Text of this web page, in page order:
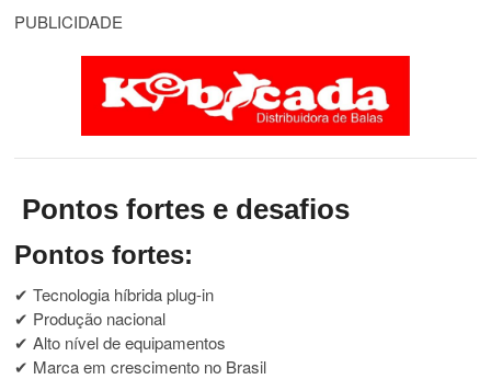
PUBLICIDADE
Pontos fortes e desafios
Pontos fortes:
✔ Tecnologia híbrida plug-in
✔ Produção nacional
✔ Alto nível de equipamentos
✔ Marca em crescimento no Brasil